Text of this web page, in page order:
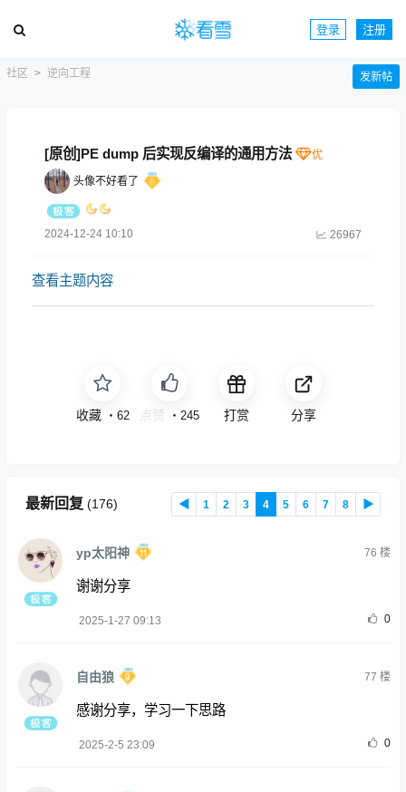
登录 注册
社区 逆向工程 发新帖
[原创]PE dump 后实现反编译的通用方法
头像不好看了
2024-12-24 10:10 26967
查看主题内容
收藏 ・ 62 免费 ・ 245 打赏 分享
最新回复 (176) ◀ 1 2 3 4 5 6 7 8 ▶
yp太阳神 76 楼
谢谢分享
2025-1-27 09:13 0
自由狼 77 楼
感谢分享，学习一下思路
2025-2-5 23:09 0